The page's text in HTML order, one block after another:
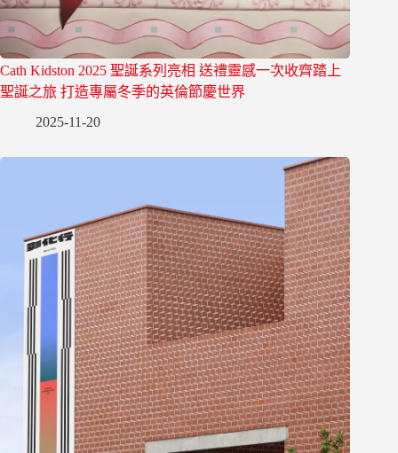
Cath Kidston 2025 聖誕系列亮相 送禮靈感一次收齊踏上
聖誕之旅 打造專屬冬季的英倫節慶世界
2025-11-20